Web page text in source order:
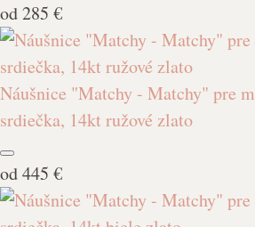
od285 €
Náušnice "Matchy - Matchy" pre
srdiečka, 14kt ružové zlato
od445 €